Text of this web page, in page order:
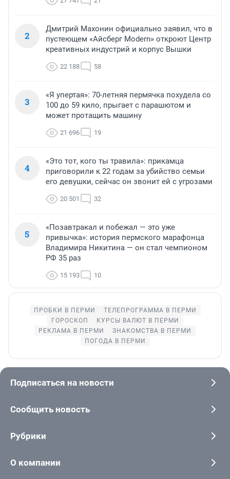
2
Дмитрий Махонин официально заявил, что в
пустеющем «Айсберг Modern» откроют Центр
креативных индустрий и корпус Вышки
22 188 58
3
«Я упертая»: 70-летняя пермячка похудела со
100 до 59 кило, прыгает с парашютом и
может протащить машину
21 696 19
4
«Это тот, кого ты травила»: прикамца
приговорили к 22 годам за убийство семьи
его девушки, сейчас он звонит ей с угрозами
20 501 32
5
«Позавтракал и побежал — это уже
привычка»: история пермского марафонца
Владимира Никитина — он стал чемпионом
РФ 35 раз
15 193 10
ПРОБКИ В ПЕРМИ
ТЕЛЕПРОГРАММА В ПЕРМИ
ГОРОСКОП
КУРСЫ ВАЛЮТ В ПЕРМИ
РЕКЛАМА В ПЕРМИ
ЗНАКОМСТВА В ПЕРМИ
ПОГОДА В ПЕРМИ
Подписаться на новости
Сообщить новость
Рубрики
О компании